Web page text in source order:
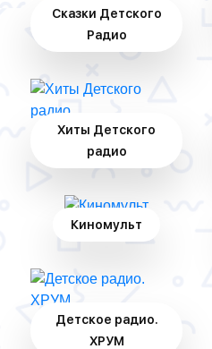
Сказки Детского
Радио
Хиты Детского
радио
Киномульт
Детское радио.
ХРУМ